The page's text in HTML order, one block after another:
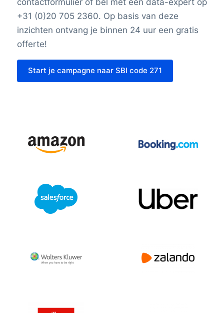
+31 (0)20 705 2360. Op basis van deze
inzichten ontvang je binnen 24 uur een gratis
offerte!
Start je campagne naar SBI code 271